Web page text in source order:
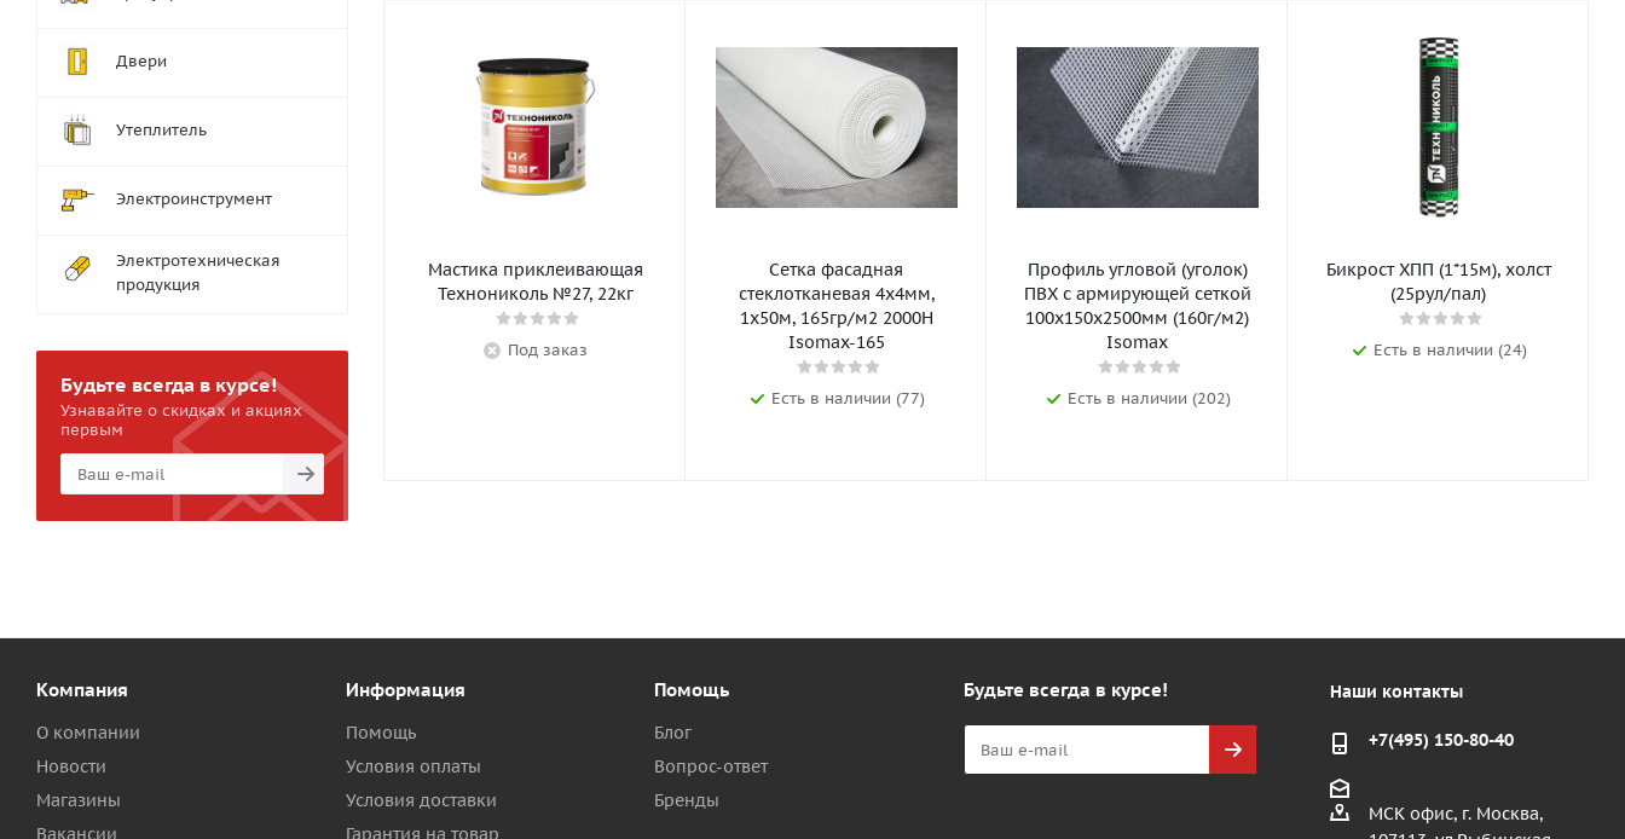
Мастика приклеивающая
Технониколь №27, 22кг
Под заказ
Сетка фасадная
стеклотканевая 4х4мм,
1х50м, 165гр/м2 2000Н
Isomax-165
Есть в наличии (77)
Профиль угловой (уголок)
ПВХ с армирующей сеткой
100х150х2500мм (160г/м2)
Isomax
Есть в наличии (202)
Бикрост ХПП (1*15м), холст
(25рул/пал)
Есть в наличии (24)
Двери
Утеплитель
Электроинструмент
Электротехническая
продукция
Будьте всегда в курсе!
Узнавайте о скидках и акциях
первым
Компания
О компании
Новости
Магазины
Вакансии
Информация
Помощь
Условия оплаты
Условия доставки
Гарантия на товар
Помощь
Блог
Вопрос-ответ
Бренды
Будьте всегда в курсе! Наши контакты
+7(495) 150-80-40
МСК офис, г. Москва,